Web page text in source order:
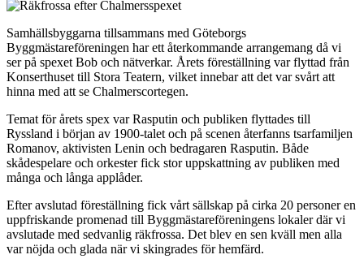
Samhällsbyggarna tillsammans med Göteborgs
Byggmästareföreningen har ett återkommande arrangemang då vi
ser på spexet Bob och nätverkar. Årets föreställning var flyttad från
Konserthuset till Stora Teatern, vilket innebar att det var svårt att
hinna med att se Chalmerscortegen.
Temat för årets spex var Rasputin och publiken flyttades till
Ryssland i början av 1900-talet och på scenen återfanns tsarfamiljen
Romanov, aktivisten Lenin och bedragaren Rasputin. Både
skådespelare och orkester fick stor uppskattning av publiken med
många och långa applåder.
Efter avslutad föreställning fick vårt sällskap på cirka 20 personer en
uppfriskande promenad till Byggmästareföreningens lokaler där vi
avslutade med sedvanlig räkfrossa. Det blev en sen kväll men alla
var nöjda och glada när vi skingrades för hemfärd.